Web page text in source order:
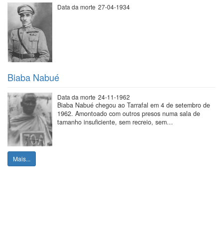
Data da morte 27-04-1934
Biaba Nabué
Data da morte 24-11-1962
Biaba Nabué chegou ao Tarrafal em 4 de setembro de
1962. Amontoado com outros presos numa sala de
tamanho insuficiente, sem recreio, sem…
Mais...